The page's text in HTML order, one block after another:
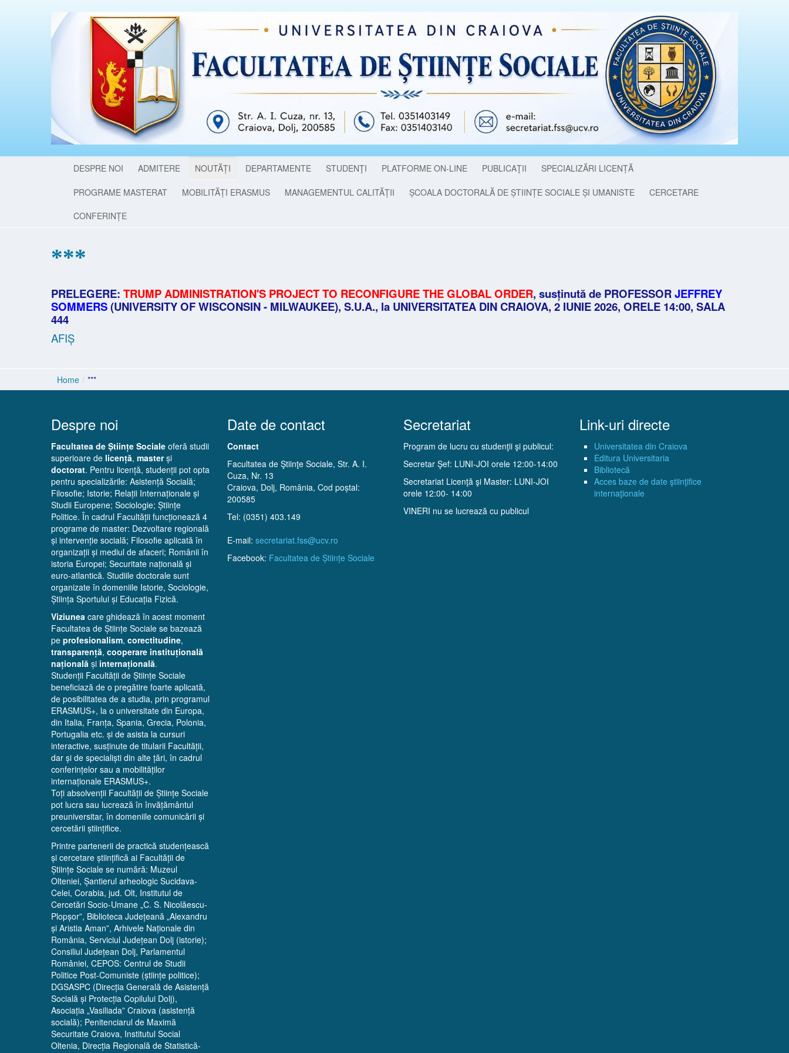
DESPRE NOI ADMITERE NOUTĂȚI DEPARTAMENTE STUDENŢI PLATFORME ON-LINE PUBLICAŢII SPECIALIZĂRI LICENȚĂ
PROGRAME MASTERAT MOBILITĂȚI ERASMUS MANAGEMENTUL CALITĂȚII ȘCOALA DOCTORALĂ DE ȘTIINȚE SOCIALE ȘI UMANISTE
CERCETARE
CONFERINȚE
***
PRELEGERE: TRUMP ADMINISTRATION'S PROJECT TO RECONFIGURE THE GLOBAL ORDER, susținută de PROFESSORJEFFREY
SOMMERS(UNIVERSITY OF WISCONSIN - MILWAUKEE), S.U.A., la UNIVERSITATEA DIN CRAIOVA, 2 IUNIE 2026, ORELE 14:00, SALA
444
AFIȘ
Home / ***
Despre noi
Facultatea de Științe Sociale oferă studii
superioare de licență, masterși
doctorat. Pentru licență, studenții pot opta
pentru specializările: Asistență Socială;
Filosofie; Istorie; Relații Internaționale și
Studii Europene; Sociologie; Științe
Politice. În cadrul Facultății funcționează 4
programe de master: Dezvoltare regională
și intervenție socială; Filosofie aplicată în
organizații și mediul de afaceri; Românii în
istoria Europei; Securitate națională și
euro-atlantică. Studiile doctorale sunt
organizate în domeniile Istorie, Sociologie,
Știința Sportului și Educația Fizică.
Viziunea care ghidează în acest moment
Facultatea de Științe Sociale se bazează
pe profesionalism, corectitudine,
transparență, cooperare instituțională
națională și internațională.
Studenții Facultății de Științe Sociale
beneficiază de o pregătire foarte aplicată,
de posibilitatea de a studia, prin programul
ERASMUS+, la o universitate din Europa,
din Italia, Franța, Spania, Grecia, Polonia,
Portugalia etc. și de asista la cursuri
interactive, susținute de titularii Facultății,
dar și de specialiști din alte țări, în cadrul
conferințelor sau a mobilităților
internaționale ERASMUS+.
Toți absolvenții Facultății de Științe Sociale
pot lucra sau lucrează în învățământul
preuniversitar, în domeniile comunicării și
cercetării științifice.
Printre partenerii de practică studențească
și cercetare științifică ai Facultății de
Științe Sociale se numără: Muzeul
Olteniei, Șantierul arheologic Sucidava-
Celei, Corabia, jud. Olt, Institutul de
Cercetări Socio-Umane „C. S. Nicolăescu-
Plopșor”, Biblioteca Județeană „Alexandru
și Aristia Aman”, Arhivele Naționale din
România, Serviciul Județean Dolj (istorie);
Consiliul Județean Dolj, Parlamentul
României, CEPOS: Centrul de Studii
Politice Post-Comuniste (științe politice);
DGSASPC (Direcția Generală de Asistență
Socială și Protecția Copilului Dolj),
Asociația „Vasiliada” Craiova (asistență
socială); Penitenciarul de Maximă
Securitate Craiova, Institutul Social
Oltenia, Direcția Regională de Statistică-
Date de contact
Contact
Facultatea de Ştiinţe Sociale, Str. A. I.
Cuza, Nr. 13
Craiova, Dolj, România, Cod poștal:
200585
Tel: (0351) 403.149
E-mail: secretariat.fss@ucv.ro
Facebook: Facultatea de Științe Sociale
Secretariat
Program de lucru cu studenţii şi publicul:
Secretar Şef: LUNI-JOI orele 12:00-14:00
Secretariat Licenţă şi Master: LUNI-JOI
orele 12:00- 14:00
VINERI nu se lucrează cu publicul
Link-uri directe
Universitatea din Craiova
Editura Universitaria
Bibliotecă
Acces baze de date ştiinţifice
internaţionale